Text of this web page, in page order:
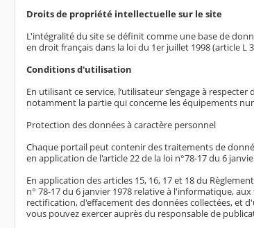
Droits de propriété intellectuelle sur le site
L'intégralité du site se définit comme une base de
en droit français dans la loi du 1er juillet 1998 (article
Conditions d'utilisation
En utilisant ce service, l’utilisateur s’engage à
notamment la partie qui concerne les équipements
Protection des données à caractère personnel
Chaque portail peut contenir des traitements de
en application de l'article 22 de la loi n°78-17 du 6
En application des articles 15, 16, 17 et 18 du
n° 78-17 du 6 janvier 1978 relative à l'informatique,
rectification, d'effacement des données collectées, et
vous pouvez exercer auprès du responsable de